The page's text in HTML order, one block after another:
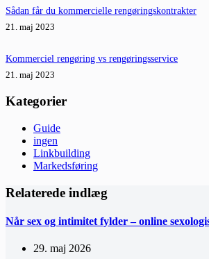
Sådan får du kommercielle rengøringskontrakter
21. maj 2023
Kommerciel rengøring vs rengøringsservice
21. maj 2023
Kategorier
Guide
ingen
Linkbuilding
Markedsføring
Relaterede indlæg
Når sex og intimitet fylder – online
29. maj 2026